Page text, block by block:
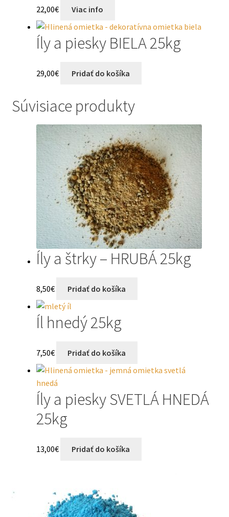
22,00€ Viac info
Íly a piesky BIELA 25kg
29,00€ Pridať do košíka
Súvisiace produkty
Íly a štrky – HRUBÁ 25kg
8,50€ Pridať do košíka
Íl hnedý 25kg
7,50€ Pridať do košíka
Íly a piesky SVETLÁ HNEDÁ
25kg
13,00€ Pridať do košíka